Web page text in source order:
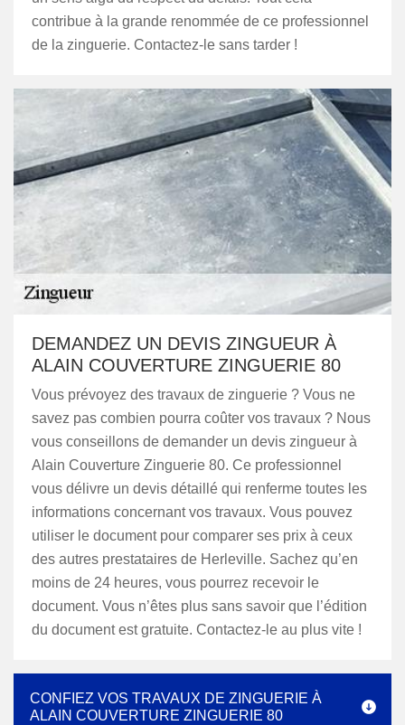
contribue à la grande renommée de ce professionnel
de la zinguerie. Contactez-le sans tarder !
DEMANDEZ UN DEVIS ZINGUEUR À
ALAIN COUVERTURE ZINGUERIE 80
Vous prévoyez des travaux de zinguerie ? Vous ne
savez pas combien pourra coûter vos travaux ? Nous
vous conseillons de demander un devis zingueur à
Alain Couverture Zinguerie 80. Ce professionnel
vous délivre un devis détaillé qui renferme toutes les
informations concernant vos travaux. Vous pouvez
utiliser le document pour comparer ses prix à ceux
des autres prestataires de Herleville. Sachez qu’en
moins de 24 heures, vous pourrez recevoir le
document. Vous n’êtes plus sans savoir que l’édition
du document est gratuite. Contactez-le au plus vite !
CONFIEZ VOS TRAVAUX DE ZINGUERIE À
ALAIN COUVERTURE ZINGUERIE 80